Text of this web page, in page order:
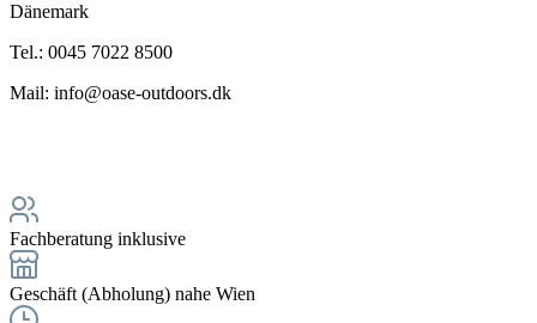
Dänemark
Tel.: 0045 7022 8500
Mail: info@oase-outdoors.dk
Fachberatung inklusive
Geschäft (Abholung) nahe Wien